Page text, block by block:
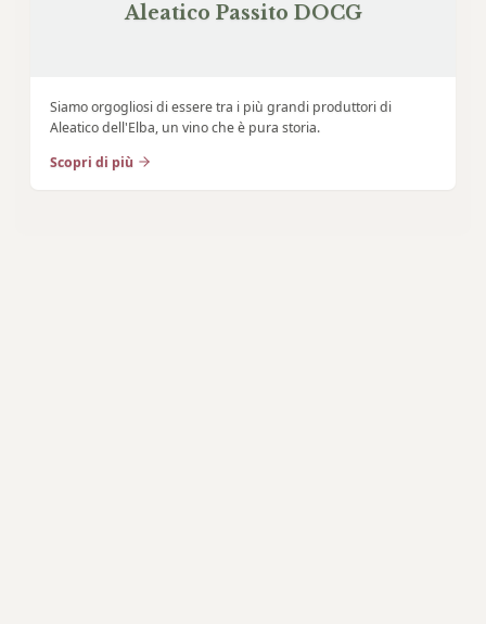
Aleatico Passito DOCG
Siamo orgogliosi di essere tra i più grandi produttori di
Aleatico dell'Elba, un vino che è pura storia.
Scopri di più